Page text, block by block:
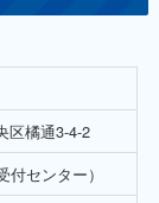
区橘通3-4-2
センター）